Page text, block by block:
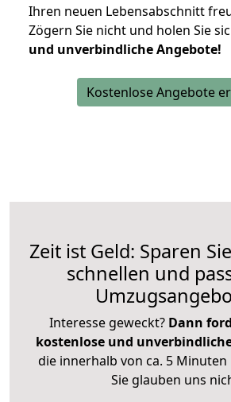
Ihren neuen Lebensabschnitt
Zögern Sie nicht und holen Sie
und unverbindliche Angebote!
Kostenlose Angebote
Zeit ist Geld: Sparen
schnellen und
Interesse geweckt? Dann
kostenlose und
die innerhalb von ca. 5 Minuten
Sie glauben uns